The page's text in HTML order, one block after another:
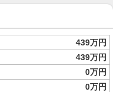
439万円
439万円
0万円
0万円